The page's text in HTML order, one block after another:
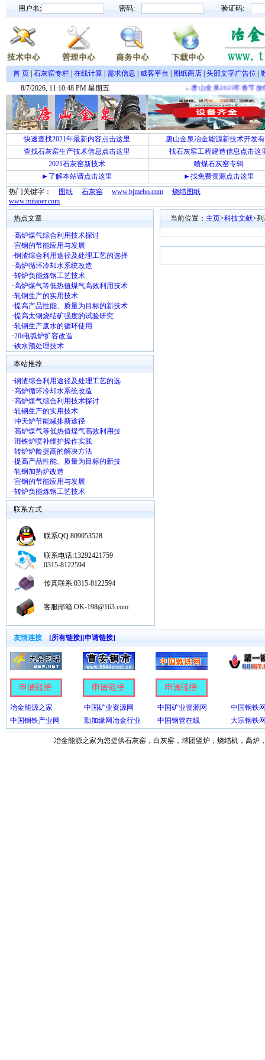
用户名: 密码: 验证码:
首 页 石灰窑专栏 在线计算 需求信息 威客平台 图纸商店 头部文字广告位
8/7/2026, 11:10:48 PM 星期五
←唐山金泉2025年春节放
快速查找2021年最新内容点击这里
唐山金泉冶金能源新技术开发
查找石灰窑生产技术信息点击这里
找石灰窑工程建造信息点击这
2021石灰窑新技术
喷煤石灰窑专辑
►了解本站请点击这里
►找免费资源点击这里
热门关键字：
图纸 石灰窑 www.bjmebo.com
烧结图纸
www.mitaoer.com
热点文章
·高炉煤气综合利用技术探讨
·宣钢的节能应用与发展
·钢渣综合利用途径及处理工艺的选择
·高炉循环冷却水系统改造
·转炉负能炼钢工艺技术
·高炉煤气等低热值煤气高效利用技术
·轧钢生产的实用技术
·提高产品性能、质量为目标的新技术
·提高太钢烧结矿强度的试验研究
·轧钢生产废水的循环使用
·20t电弧炉扩容改造
·铁水预处理技术
本站推荐
·钢渣综合利用途径及处理工艺的选
·高炉循环冷却水系统改造
·高炉煤气综合利用技术探讨
·轧钢生产的实用技术
·冲天炉节能减排新途径
·高炉煤气等低热值煤气高效利用技
·混铁炉喷补维护操作实践
·转炉炉龄提高的解决方法
·提高产品性能、质量为目标的新技
·轧钢加热炉改造
·宣钢的节能应用与发展
·转炉负能炼钢工艺技术
联系方式
联系QQ:809053528
联系电话:13292421759
0315-8122594
传真联系:0315-8122594
客服邮箱:OK-198@163.com
当前位置： 主页>科技文献>
友情连接 [所有链接] [申请链接]
冶金能源之家 中国矿业资源网 中国矿业资源网
中国钢铁
中国钢铁产业网
勤加缘网冶金行业 中国钢管在线 大宗钢铁
冶金能源之家为您提供石灰窑，白灰窑，球团竖炉，烧结机，高